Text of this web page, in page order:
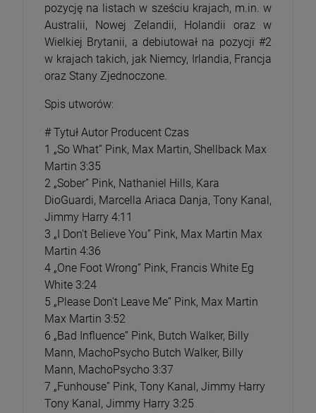
pozycję na listach w sześciu krajach, m.in. w
Australii, Nowej Zelandii, Holandii oraz w
Wielkiej Brytanii, a debiutował na pozycji #2
w krajach takich, jak Niemcy, Irlandia, Francja
oraz Stany Zjednoczone.
Spis utworów:
# Tytuł Autor Producent Czas
1 „So What” Pink, Max Martin, Shellback Max
Martin 3:35
2 „Sober” Pink, Nathaniel Hills, Kara
DioGuardi, Marcella Ariaca Danja, Tony Kanal,
Jimmy Harry 4:11
3 „I Don’t Believe You” Pink, Max Martin Max
Martin 4:36
4 „One Foot Wrong” Pink, Francis White Eg
White 3:24
5 „Please Don't Leave Me” Pink, Max Martin
Max Martin 3:52
6 „Bad Influence” Pink, Butch Walker, Billy
Mann, MachoPsycho Butch Walker, Billy
Mann, MachoPsycho 3:37
7 „Funhouse” Pink, Tony Kanal, Jimmy Harry
Tony Kanal, Jimmy Harry 3:25